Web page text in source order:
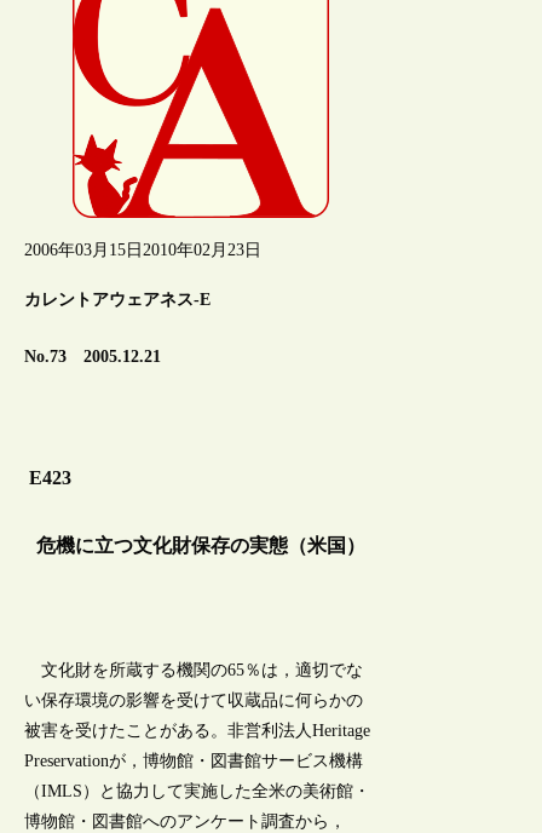
2006年03月15日 2010年02月23日
カレントアウェアネス-E
No.73 2005.12.21
E423
危機に立つ文化財保存の実態（米国）
文化財を所蔵する機関の65％は，適切でな
い保存環境の影響を受けて収蔵品に何らかの
被害を受けたことがある。非営利法人Heritage
Preservationが，博物館・図書館サービス機構
（IMLS）と協力して実施した全米の美術館・
博物館・図書館へのアンケート調査から，